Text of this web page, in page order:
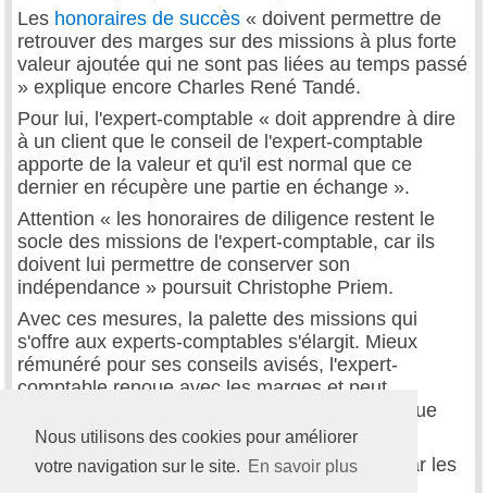
Nous utilisons des cookies pour améliorer
votre navigation sur le site. En savoir plus
Les honoraires de succès « doivent permettre de
retrouver des marges sur des missions à plus forte
valeur ajoutée qui ne sont pas liées au temps passé
» explique encore Charles René Tandé.
Pour lui, l'expert-comptable « doit apprendre à dire
à un client que le conseil de l'expert-comptable
apporte de la valeur et qu'il est normal que ce
dernier en récupère une partie en échange ».
Attention « les honoraires de diligence restent le
socle des missions de l'expert-comptable, car ils
doivent lui permettre de conserver son
indépendance » poursuit Christophe Priem.
Avec ces mesures, la palette des missions qui
s'offre aux experts-comptables s'élargit. Mieux
rémunéré pour ses conseils avisés, l'expert-
comptable renoue avec les marges et peut
s'émanciper de la mission traditionnelle telle que
nous la connaissons.
Les missions les plus couramment choisies par les